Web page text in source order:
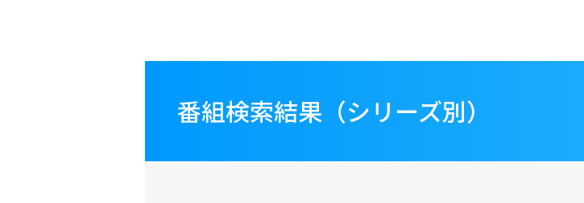
番組検索結果（シリーズ別）